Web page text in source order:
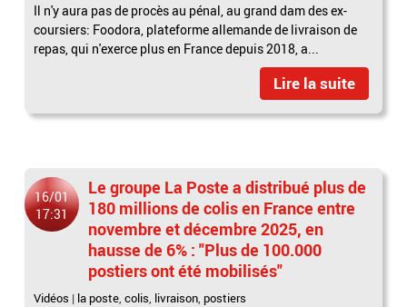
Il n'y aura pas de procès au pénal, au grand dam des ex-
coursiers: Foodora, plateforme allemande de livraison de
repas, qui n'exerce plus en France depuis 2018, a...
Lire la suite
16/01
17:31
Le groupe La Poste a distribué plus de
180 millions de colis en France entre
novembre et décembre 2025, en
hausse de 6% : "Plus de 100.000
postiers ont été mobilisés"
Vidéos | la poste,colis, livraison, postiers